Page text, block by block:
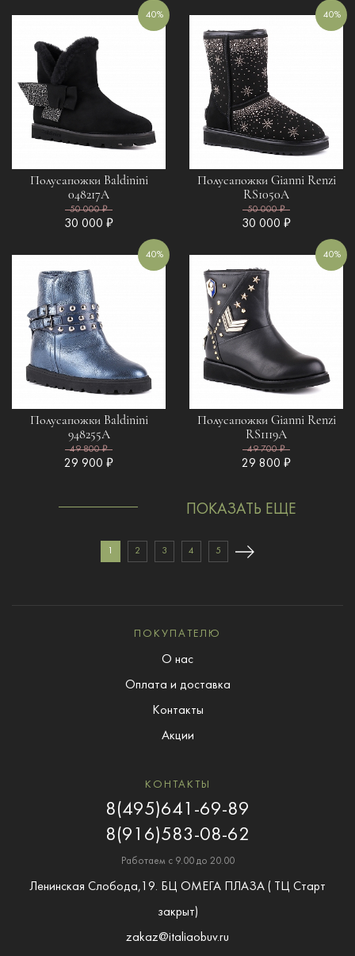
40%
Полусапожки Baldinini
048217A
50 000 ₽
30 000 ₽
40%
Полусапожки Gianni Renzi
RS1050A
50 000 ₽
30 000 ₽
40%
Полусапожки Baldinini
948255A
49 800 ₽
29 900 ₽
40%
Полусапожки Gianni Renzi
RS1119A
49 700 ₽
29 800 ₽
ПОКАЗАТЬ ЕЩЕ
1 2 3 4 5
ПОКУПАТЕЛЮ
О нас
Оплата и доставка
Контакты
Акции
КОНТАКТЫ
8(495)641-69-89
8(916)583-08-62
Работаем с 9.00 до 20.00
Ленинская Слобода,19. БЦ ОМЕГА ПЛАЗА ( ТЦ Старт
закрыт)
zakaz@italiaobuv.ru